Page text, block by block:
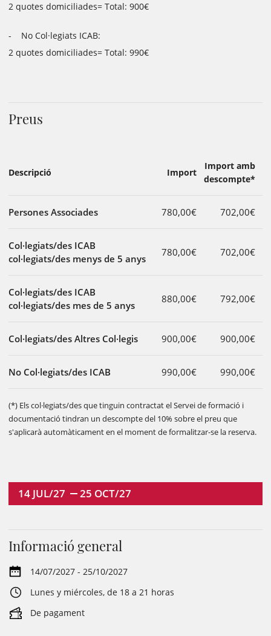
2 quotes domiciliades= Total: 900€
- No Col·legiats ICAB:
2 quotes domiciliades= Total: 990€
Preus
Descripció Import
Import amb
descompte*
Persones Associades 780,00€ 702,00€
Col·legiats/des ICAB
col·legiats/des menys de 5 anys
780,00€ 702,00€
Col·legiats/des ICAB
col·legiats/des mes de 5 anys
880,00€ 792,00€
Col·legiats/des Altres Col·legis 900,00€ 900,00€
No Col·legiats/des ICAB 990,00€ 990,00€
(*) Els col·legiats/des que tinguin contractat el Servei de formació i
documentació tindran un descompte del 10% sobre el preu que
s'aplicarà automàticament en el moment de formalitzar-se la reserva.
14 JUL/27 25 OCT/27
Informació general
14/07/2027 - 25/10/2027
Lunes y miércoles, de 18 a 21 horas
De pagament